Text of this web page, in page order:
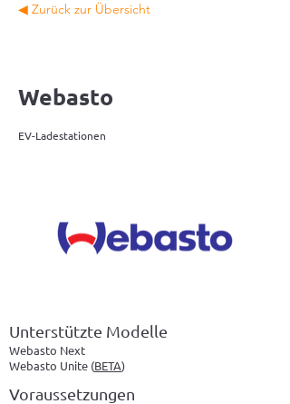
◀ Zurück zur Übersicht
Webasto
EV-Ladestationen
Unterstützte Modelle
Webasto Next
Webasto Unite (BETA)
Voraussetzungen